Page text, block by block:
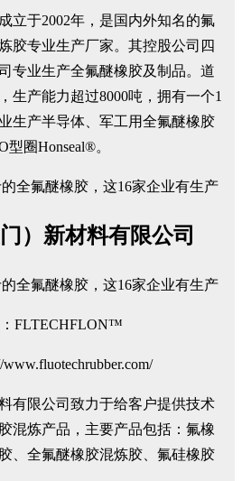
立于2002年，是国内外知名的氟
胶专业生产厂家。其控股公司四
专业生产全氟醚橡胶及制品。道
生产能力超过8000吨，拥有一个1
生产半导体、军工用全氟醚橡胶
圈Honseal®。
）新材料有限公司
FLTECHFLON™
有限公司致力于给客户提供技术
混炼产品，主要产品包括：氟橡
、全氟醚橡胶混炼胶、氟硅橡胶